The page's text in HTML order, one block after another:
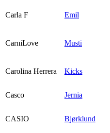
Carla F Emil
CarniLove Musti
Carolina Herrera Kicks
Casco
Jernia
CASIO Bjørklund